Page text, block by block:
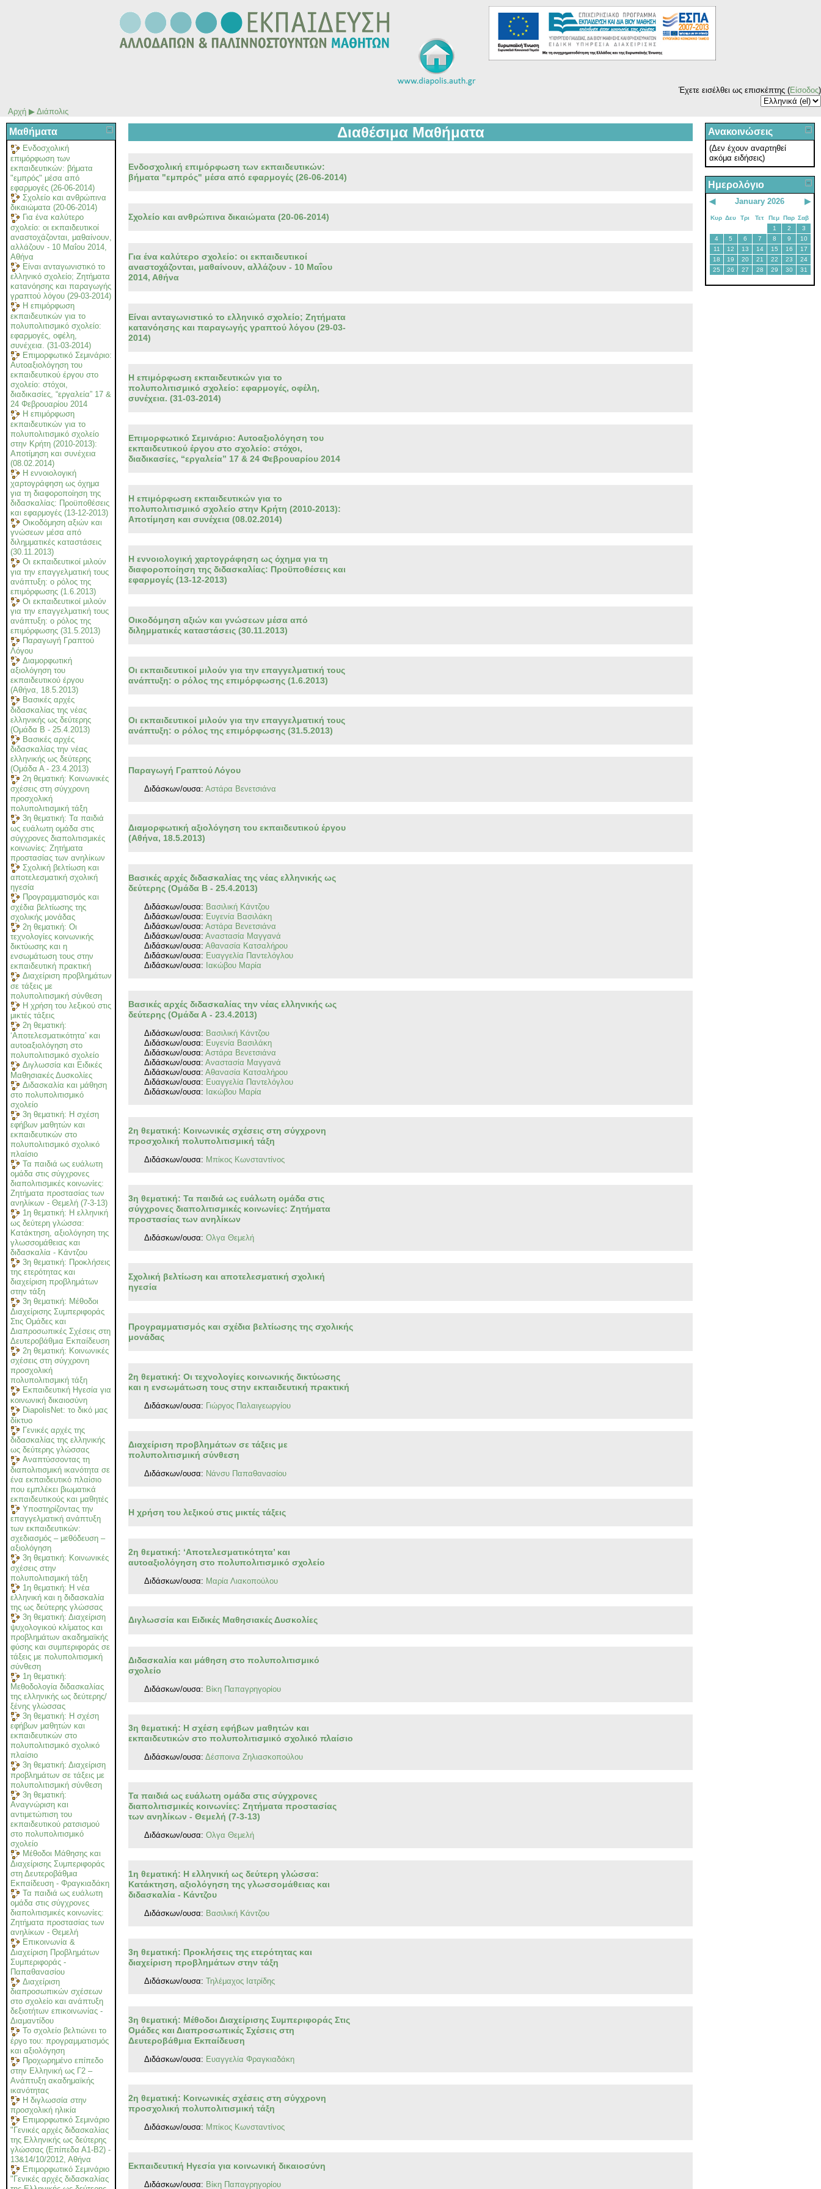
Έχετε εισέλθει ως επισκέπτης (Είσοδος)
Αρχή ▶ Διάπολις
Διαθέσιμα Μαθήματα
Ενδοσχολική επιμόρφωση των εκπαιδευτικών:
βήματα "εμπρός" μέσα από εφαρμογές (26-06-2014)
Σχολείο και ανθρώπινα δικαιώματα (20-06-2014)
Για ένα καλύτερο σχολείο: οι εκπαιδευτικοί
αναστοχάζονται, μαθαίνουν, αλλάζουν - 10 Μαΐου
2014, Αθήνα
Είναι ανταγωνιστικό το ελληνικό σχολείο; Ζητήματα
κατανόησης και παραγωγής γραπτού λόγου (29-03-
2014)
Η επιμόρφωση εκπαιδευτικών για το
πολυπολιτισμικό σχολείο: εφαρμογές, οφέλη,
συνέχεια. (31-03-2014)
Επιμορφωτικό Σεμινάριο: Αυτοαξιολόγηση του
εκπαιδευτικού έργου στο σχολείο: στόχοι,
διαδικασίες, “εργαλεία” 17 & 24 Φεβρουαρίου 2014
Η επιμόρφωση εκπαιδευτικών για το
πολυπολιτισμικό σχολείο στην Κρήτη (2010-2013):
Αποτίμηση και συνέχεια (08.02.2014)
Η εννοιολογική χαρτογράφηση ως όχημα για τη
διαφοροποίηση της διδασκαλίας: Προϋποθέσεις και
εφαρμογές (13-12-2013)
Οικοδόμηση αξιών και γνώσεων μέσα από
διλημματικές καταστάσεις (30.11.2013)
Οι εκπαιδευτικοί μιλούν για την επαγγελματική τους
ανάπτυξη: ο ρόλος της επιμόρφωσης (1.6.2013)
Οι εκπαιδευτικοί μιλούν για την επαγγελματική τους
ανάπτυξη: ο ρόλος της επιμόρφωσης (31.5.2013)
Παραγωγή Γραπτού Λόγου
Διδάσκων/ουσα: Αστάρα Βενετσιάνα
Διαμορφωτική αξιολόγηση του εκπαιδευτικού έργου
(Αθήνα, 18.5.2013)
Βασικές αρχές διδασκαλίας της νέας ελληνικής ως
δεύτερης (Ομάδα Β - 25.4.2013)
Διδάσκων/ουσα: Βασιλική Κάντζου
Διδάσκων/ουσα: Ευγενία Βασιλάκη
Διδάσκων/ουσα: Αστάρα Βενετσιάνα
Διδάσκων/ουσα: Αναστασία Μαγγανά
Διδάσκων/ουσα: Αθανασία Κατσαλήρου
Διδάσκων/ουσα: Ευαγγελία Παντελόγλου
Διδάσκων/ουσα: Ιακώβου Μαρία
Βασικές αρχές διδασκαλίας την νέας ελληνικής ως
δεύτερης (Ομάδα Α - 23.4.2013)
Διδάσκων/ουσα: Βασιλική Κάντζου
Διδάσκων/ουσα: Ευγενία Βασιλάκη
Διδάσκων/ουσα: Αστάρα Βενετσιάνα
Διδάσκων/ουσα: Αναστασία Μαγγανά
Διδάσκων/ουσα: Αθανασία Κατσαλήρου
Διδάσκων/ουσα: Ευαγγελία Παντελόγλου
Διδάσκων/ουσα: Ιακώβου Μαρία
2η θεματική: Κοινωνικές σχέσεις στη σύγχρονη
προσχολική πολυπολιτισμική τάξη
Διδάσκων/ουσα: Μπίκος Κωνσταντίνος
3η θεματική: Τα παιδιά ως ευάλωτη ομάδα στις
σύγχρονες διαπολιτισμικές κοινωνίες: Ζητήματα
προστασίας των ανηλίκων
Διδάσκων/ουσα: Oλγα Θεμελή
Σχολική βελτίωση και αποτελεσματική σχολική
ηγεσία
Προγραμματισμός και σχέδια βελτίωσης της σχολικής
μονάδας
2η θεματική: Οι τεχνολογίες κοινωνικής δικτύωσης
και η ενσωμάτωση τους στην εκπαιδευτική πρακτική
Διδάσκων/ουσα: Γιώργος Παλαιγεωργίου
Διαχείριση προβλημάτων σε τάξεις με
πολυπολιτισμική σύνθεση
Διδάσκων/ουσα: Νάνσυ Παπαθανασίου
Η χρήση του λεξικού στις μικτές τάξεις
2η θεματική: ‘Αποτελεσματικότητα’ και
αυτοαξιολόγηση στο πολυπολιτισμικό σχολείο
Διδάσκων/ουσα: Μαρία Λιακοπούλου
Διγλωσσία και Ειδικές Μαθησιακές Δυσκολίες
Διδασκαλία και μάθηση στο πολυπολιτισμικό
σχολείο
Διδάσκων/ουσα: Βίκη Παπαγρηγορίου
3η θεματική: Η σχέση εφήβων μαθητών και
εκπαιδευτικών στο πολυπολιτισμικό σχολικό πλαίσιο
Διδάσκων/ουσα: Δέσποινα Ζηλιασκοπούλου
Τα παιδιά ως ευάλωτη ομάδα στις σύγχρονες
διαπολιτισμικές κοινωνίες: Ζητήματα προστασίας
των ανηλίκων - Θεμελή (7-3-13)
Διδάσκων/ουσα: Oλγα Θεμελή
1η θεματική: Η ελληνική ως δεύτερη γλώσσα:
Κατάκτηση, αξιολόγηση της γλωσσομάθειας και
διδασκαλία - Κάντζου
Διδάσκων/ουσα: Βασιλική Κάντζου
3η θεματική: Προκλήσεις της ετερότητας και
διαχείριση προβλημάτων στην τάξη
Διδάσκων/ουσα: Τηλέμαχος Ιατρίδης
3η θεματική: Μέθοδοι Διαχείρισης Συμπεριφοράς Στις
Ομάδες και Διαπροσωπικές Σχέσεις στη
Δευτεροβάθμια Εκπαίδευση
Διδάσκων/ουσα: Ευαγγελία Φραγκιαδάκη
2η θεματική: Κοινωνικές σχέσεις στη σύγχρονη
προσχολική πολυπολιτισμική τάξη
Διδάσκων/ουσα: Μπίκος Κωνσταντίνος
Εκπαιδευτική Ηγεσία για κοινωνική δικαιοσύνη
Διδάσκων/ουσα: Βίκη Παπαγρηγορίου
Μαθήματα
Ενδοσχολική
επιμόρφωση των
εκπαιδευτικών: βήματα
"εμπρός" μέσα από
εφαρμογές (26-06-2014)
Σχολείο και ανθρώπινα
δικαιώματα (20-06-2014)
Για ένα καλύτερο
σχολείο: οι εκπαιδευτικοί
αναστοχάζονται, μαθαίνουν,
αλλάζουν - 10 Μαΐου 2014,
Αθήνα
Είναι ανταγωνιστικό το
ελληνικό σχολείο; Ζητήματα
κατανόησης και παραγωγής
γραπτού λόγου (29-03-2014)
Η επιμόρφωση
εκπαιδευτικών για το
πολυπολιτισμικό σχολείο:
εφαρμογές, οφέλη,
συνέχεια. (31-03-2014)
Επιμορφωτικό Σεμινάριο:
Αυτοαξιολόγηση του
εκπαιδευτικού έργου στο
σχολείο: στόχοι,
διαδικασίες, “εργαλεία” 17 &
24 Φεβρουαρίου 2014
Η επιμόρφωση
εκπαιδευτικών για το
πολυπολιτισμικό σχολείο
στην Κρήτη (2010-2013):
Αποτίμηση και συνέχεια
(08.02.2014)
Η εννοιολογική
χαρτογράφηση ως όχημα
για τη διαφοροποίηση της
διδασκαλίας: Προϋποθέσεις
και εφαρμογές (13-12-2013)
Οικοδόμηση αξιών και
γνώσεων μέσα από
διλημματικές καταστάσεις
(30.11.2013)
Οι εκπαιδευτικοί μιλούν
για την επαγγελματική τους
ανάπτυξη: ο ρόλος της
επιμόρφωσης (1.6.2013)
Οι εκπαιδευτικοί μιλούν
για την επαγγελματική τους
ανάπτυξη: ο ρόλος της
επιμόρφωσης (31.5.2013)
Παραγωγή Γραπτού
Λόγου
Διαμορφωτική
αξιολόγηση του
εκπαιδευτικού έργου
(Αθήνα, 18.5.2013)
Βασικές αρχές
διδασκαλίας της νέας
ελληνικής ως δεύτερης
(Ομάδα Β - 25.4.2013)
Βασικές αρχές
διδασκαλίας την νέας
ελληνικής ως δεύτερης
(Ομάδα Α - 23.4.2013)
2η θεματική: Κοινωνικές
σχέσεις στη σύγχρονη
προσχολική
πολυπολιτισμική τάξη
3η θεματική: Τα παιδιά
ως ευάλωτη ομάδα στις
σύγχρονες διαπολιτισμικές
κοινωνίες: Ζητήματα
προστασίας των ανηλίκων
Σχολική βελτίωση και
αποτελεσματική σχολική
ηγεσία
Προγραμματισμός και
σχέδια βελτίωσης της
σχολικής μονάδας
2η θεματική: Οι
τεχνολογίες κοινωνικής
δικτύωσης και η
ενσωμάτωση τους στην
εκπαιδευτική πρακτική
Διαχείριση προβλημάτων
σε τάξεις με
πολυπολιτισμική σύνθεση
Η χρήση του λεξικού στις
μικτές τάξεις
2η θεματική:
‘Αποτελεσματικότητα’ και
αυτοαξιολόγηση στο
πολυπολιτισμικό σχολείο
Διγλωσσία και Ειδικές
Μαθησιακές Δυσκολίες
Διδασκαλία και μάθηση
στο πολυπολιτισμικό
σχολείο
3η θεματική: Η σχέση
εφήβων μαθητών και
εκπαιδευτικών στο
πολυπολιτισμικό σχολικό
πλαίσιο
Τα παιδιά ως ευάλωτη
ομάδα στις σύγχρονες
διαπολιτισμικές κοινωνίες:
Ζητήματα προστασίας των
ανηλίκων - Θεμελή (7-3-13)
1η θεματική: Η ελληνική
ως δεύτερη γλώσσα:
Κατάκτηση, αξιολόγηση της
γλωσσομάθειας και
διδασκαλία - Κάντζου
3η θεματική: Προκλήσεις
της ετερότητας και
διαχείριση προβλημάτων
στην τάξη
3η θεματική: Μέθοδοι
Διαχείρισης Συμπεριφοράς
Στις Ομάδες και
Διαπροσωπικές Σχέσεις στη
Δευτεροβάθμια Εκπαίδευση
2η θεματική: Κοινωνικές
σχέσεις στη σύγχρονη
προσχολική
πολυπολιτισμική τάξη
Εκπαιδευτική Ηγεσία για
κοινωνική δικαιοσύνη
DiapolisNet: το δικό μας
δίκτυο
Γενικές αρχές της
διδασκαλίας της ελληνικής
ως δεύτερης γλώσσας
Αναπτύσσοντας τη
διαπολιτισμική ικανότητα σε
ένα εκπαιδευτικό πλαίσιο
που εμπλέκει βιωματικά
εκπαιδευτικούς και μαθητές
Υποστηρίζοντας την
επαγγελματική ανάπτυξη
των εκπαιδευτικών:
σχεδιασμός – μεθόδευση –
αξιολόγηση
3η θεματική: Κοινωνικές
σχέσεις στην
πολυπολιτισμική τάξη
1η θεματική: Η νέα
ελληνική και η διδασκαλία
της ως δεύτερης γλώσσας
3η θεματική: Διαχείριση
ψυχολογικού κλίματος και
προβλημάτων ακαδημαϊκής
φύσης και συμπεριφοράς σε
τάξεις με πολυπολιτισμική
σύνθεση
1η θεματική:
Μεθοδολογία διδασκαλίας
της ελληνικής ως δεύτερης/
ξένης γλώσσας
3η θεματική: Η σχέση
εφήβων μαθητών και
εκπαιδευτικών στο
πολυπολιτισμικό σχολικό
πλαίσιο
3η θεματική: Διαχείριση
προβλημάτων σε τάξεις με
πολυπολιτισμική σύνθεση
3η θεματική:
Αναγνώριση και
αντιμετώπιση του
εκπαιδευτικού ρατσισμού
στο πολυπολιτισμικό
σχολείο
Μέθοδοι Μάθησης και
Διαχείρισης Συμπεριφοράς
στη Δευτεροβάθμια
Εκπαίδευση - Φραγκιαδάκη
Τα παιδιά ως ευάλωτη
ομάδα στις σύγχρονες
διαπολιτισμικές κοινωνίες:
Ζητήματα προστασίας των
ανηλίκων - Θεμελή
Επικοινωνία &
Διαχείριση Προβλημάτων
Συμπεριφοράς -
Παπαθανασίου
Διαχείριση
διαπροσωπικών σχέσεων
στο σχολείο και ανάπτυξη
δεξιοτήτων επικοινωνίας -
Διαμαντίδου
Το σχολείο βελτιώνει το
έργο του: προγραμματισμός
και αξιολόγηση
Προχωρημένο επίπεδο
στην Ελληνική ως Γ2 –
Ανάπτυξη ακαδημαϊκής
ικανότητας
H διγλωσσία στην
προσχολική ηλικία
Επιμορφωτικό Σεμινάριο
"Γενικές αρχές διδασκαλίας
της Ελληνικής ως δεύτερης
γλώσσας (Επίπεδα Α1-Β2) -
13&14/10/2012, Αθήνα
Επιμορφωτικό Σεμινάριο
"Γενικές αρχές διδασκαλίας
Ανακοινώσεις
(Δεν έχουν αναρτηθεί
ακόμα ειδήσεις)
Ημερολόγιο
◀ January 2026 ▶
Κυρ Δευ Τρι Τετ Πεμ Παρ Σαβ
1
2
3
4
5 6 7 8 9
10
11
12 13 14 15 16
17
18
19 20 21 22 23
24
25
26 27 28 29 30 31